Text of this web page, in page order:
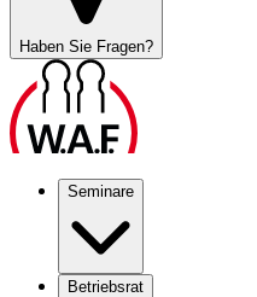
Haben Sie Fragen?
Seminare
Betriebsrat